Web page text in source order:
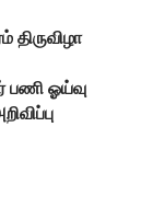
திருவிழா
பணி ஓய்வு